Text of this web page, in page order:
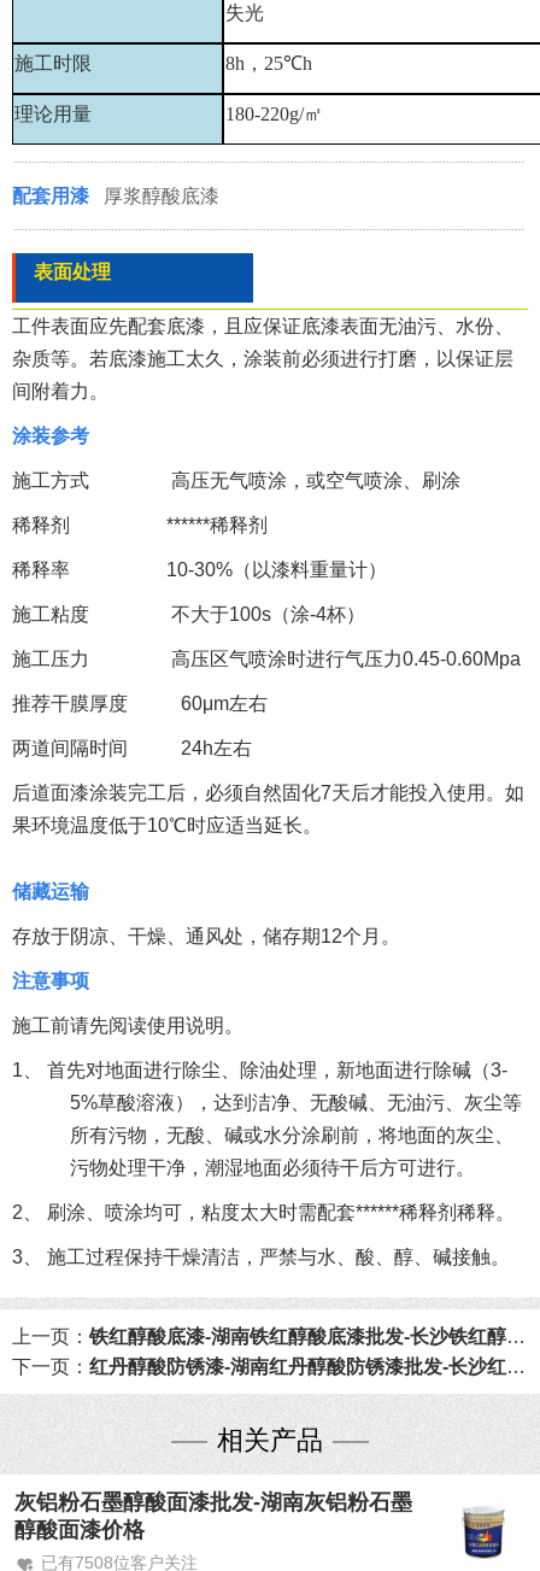
失光
施工时限 8h ， 25℃h
理论用量 180-220g/㎡
配套用漆 厚浆醇酸底漆
表面处理
工件表面应先配套底漆，且应保证底漆表面无油污、水份、
杂质等。若底漆施工太久，涂装前必须进行打磨，以保证层
间附着力。
涂装参考
施工方式 高压无气喷涂，或空气喷涂、刷涂
稀释剂 ******稀释剂
稀释率 10-30%（以漆料重量计）
施工粘度 不大于100s（涂-4杯）
施工压力 高压区气喷涂时进行气压力0.45-0.60Mpa
推荐干膜厚度 60μm左右
两道间隔时间 24h左右
后道面漆涂装完工后，必须自然固化7天后才能投入使用。如
果环境温度低于10℃时应适当延长。
储藏运输
存放于阴凉、干燥、通风处，储存期12个月。
注意事项
施工前请先阅读使用说明。
1、 首先对地面进行除尘、除油处理，新地面进行除碱（3-
5%草酸溶液），达到洁净、无酸碱、无油污、灰尘等
所有污物，无酸、碱或水分涂刷前，将地面的灰尘、
污物处理干净，潮湿地面必须待干后方可进行。
2、 刷涂、喷涂均可，粘度太大时需配套******稀释剂稀释。
3、 施工过程保持干燥清洁，严禁与水、酸、醇、碱接触。
上一页： 铁红醇酸底漆-湖南铁红醇酸底漆批发-长沙铁红醇酸底漆价格
下一页： 红丹醇酸防锈漆-湖南红丹醇酸防锈漆批发-长沙红丹醇酸防锈漆价格
相关产品
灰铝粉石墨醇酸面漆批发-湖南灰铝粉石墨
醇酸面漆价格
已有7508位客户关注